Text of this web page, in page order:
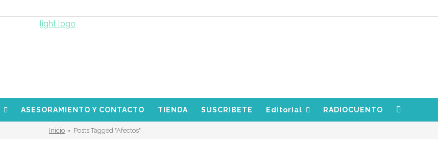
ASESORAMIENTO Y CONTACTO TIENDA SUSCRIBETE Editorial RADIOCUENTO
Inicio Posts Tagged "afectos"